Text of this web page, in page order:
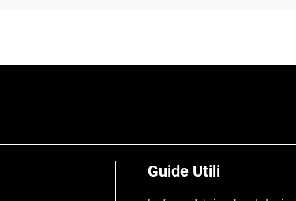
Guide Utili